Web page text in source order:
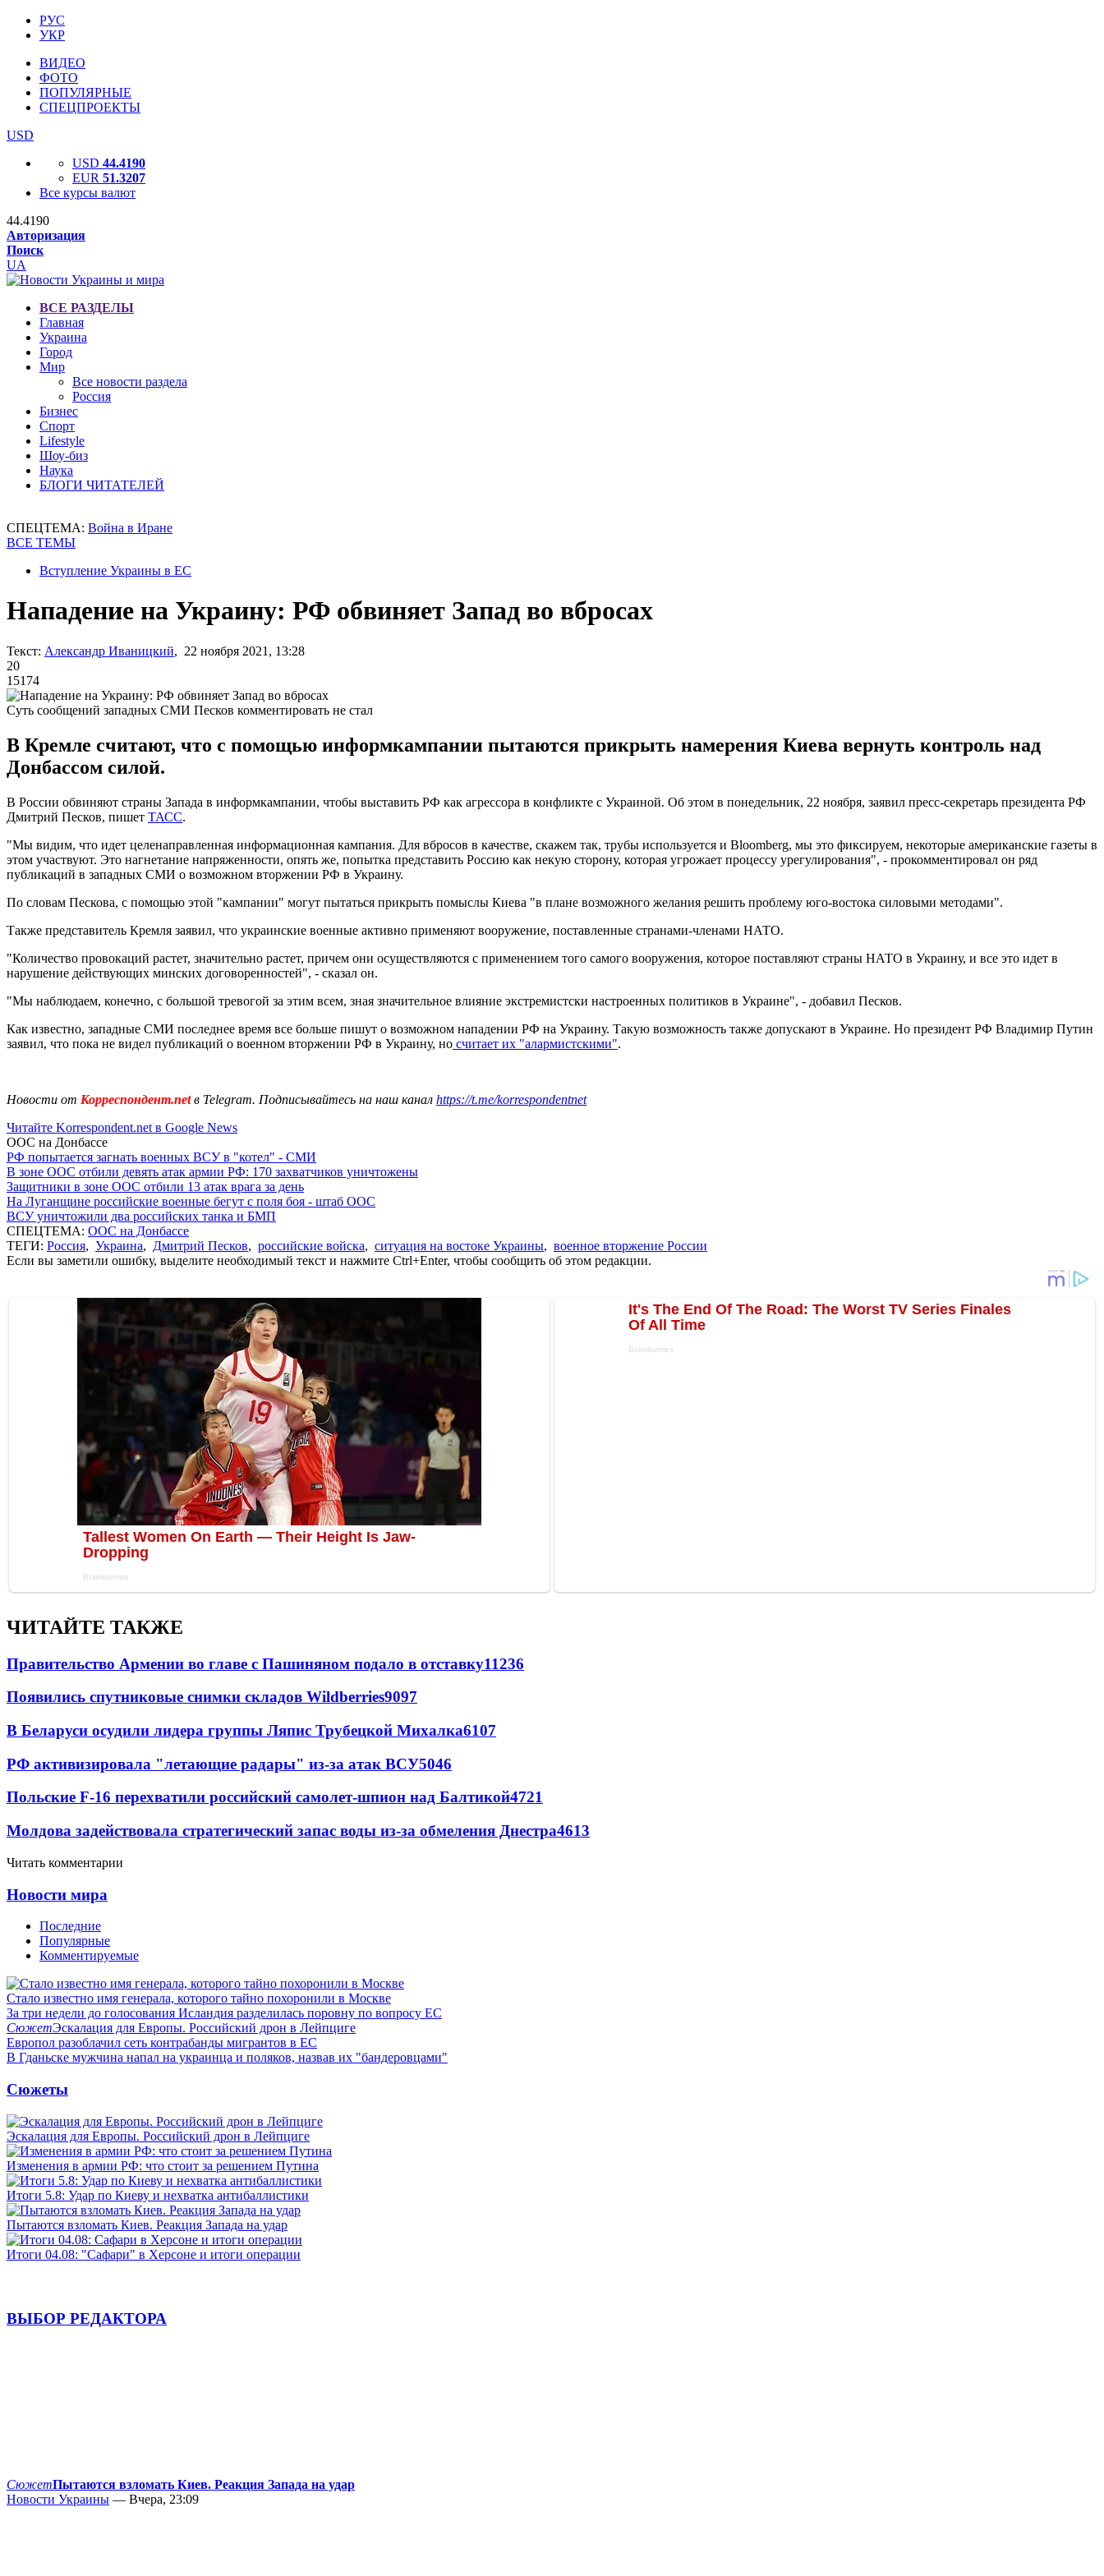
РУС
УКР
ВИДЕО
ФОТО
ПОПУЛЯРНЫЕ
СПЕЦПРОЕКТЫ
USD
USD 44.4190
EUR 51.3207
Все курсы валют
44.4190
Авторизация
Поиск
UA
ВСЕ РАЗДЕЛЫ
Главная
Украина
Город
Мир
Все новости раздела
Россия
Бизнес
Спорт
Lifestyle
Шоу-биз
Наука
БЛОГИ ЧИТАТЕЛЕЙ
СПЕЦТЕМА: Война в Иране
ВСЕ ТЕМЫ
Вступление Украины в ЕС
Нападение на Украину: РФ обвиняет Запад во вбросах
Текст: Александр Иваницкий, 22 ноября 2021, 13:28
20
15174
Суть сообщений западных СМИ Песков комментировать не стал
В Кремле считают, что с помощью информкампании пытаются прикрыть намерения Киева вернуть контроль над
Донбассом силой.
В России обвиняют страны Запада в информкампании, чтобы выставить РФ как агрессора в конфликте с Украиной. Об этом в понедельник, 22 ноября, заявил пресс-секретарь президента РФ
Дмитрий Песков, пишет ТАСС.
"Мы видим, что идет целенаправленная информационная кампания. Для вбросов в качестве, скажем так, трубы используется и Bloomberg, мы это фиксируем, некоторые американские газеты в
этом участвуют. Это нагнетание напряженности, опять же, попытка представить Россию как некую сторону, которая угрожает процессу урегулирования", - прокомментировал он ряд
публикаций в западных СМИ о возможном вторжении РФ в Украину.
По словам Пескова, с помощью этой "кампании" могут пытаться прикрыть помыслы Киева "в плане возможного желания решить проблему юго-востока силовыми методами".
Также представитель Кремля заявил, что украинские военные активно применяют вооружение, поставленные странами-членами НАТО.
"Количество провокаций растет, значительно растет, причем они осуществляются с применением того самого вооружения, которое поставляют страны НАТО в Украину, и все это идет в
нарушение действующих минских договоренностей", - сказал он.
"Мы наблюдаем, конечно, с большой тревогой за этим всем, зная значительное влияние экстремистски настроенных политиков в Украине", - добавил Песков.
Как известно, западные СМИ последнее время все больше пишут о возможном нападении РФ на Украину. Такую возможность также допускают в Украине. Но президент РФ Владимир Путин
заявил, что пока не видел публикаций о военном вторжении РФ в Украину, но считает их "алармистскими".
Новости от Корреспондент.netв Telegram. Подписывайтесь на наш канал https://t.me/korrespondentnet
Читайте Korrespondent.net в Google News
ООС на Донбассе
РФ попытается загнать военных ВСУ в "котел" - СМИ
В зоне ООС отбили девять атак армии РФ: 170 захватчиков уничтожены
Защитники в зоне ООС отбили 13 атак врага за день
На Луганщине российские военные бегут с поля боя - штаб ООС
ВСУ уничтожили два российских танка и БМП
СПЕЦТЕМА: ООС на Донбассе
ТЕГИ: Россия, Украина, Дмитрий Песков, российские войска, ситуация на востоке Украины, военное вторжение России
Если вы заметили ошибку, выделите необходимый текст и нажмите Ctrl+Enter, чтобы сообщить об этом редакции.
ЧИТАЙТЕ ТАКЖЕ
Правительство Армении во главе с Пашиняном подало в отставку11236
Появились спутниковые снимки складов Wildberries9097
В Беларуси осудили лидера группы Ляпис Трубецкой Михалка6107
РФ активизировала "летающие радары" из-за атак ВСУ5046
Польские F-16 перехватили российский самолет-шпион над Балтикой4721
Молдова задействовала стратегический запас воды из-за обмеления Днестра4613
Читать комментарии
Новости мира
Последние
Популярные
Комментируемые
Стало известно имя генерала, которого тайно похоронили в Москве
За три недели до голосования Исландия разделилась поровну по вопросу ЕС
СюжетЭскалация для Европы. Российский дрон в Лейпциге
Европол разоблачил сеть контрабанды мигрантов в ЕС
В Гданьске мужчина напал на украинца и поляков, назвав их "бандеровцами"
Сюжеты
Эскалация для Европы. Российский дрон в Лейпциге
Изменения в армии РФ: что стоит за решением Путина
Итоги 5.8: Удар по Киеву и нехватка антибаллистики
Пытаются взломать Киев. Реакция Запада на удар
Итоги 04.08: "Сафари" в Херсоне и итоги операции
ВЫБОР РЕДАКТОРА
СюжетПытаются взломать Киев. Реакция Запада на удар
Новости Украины — Вчера, 23:09